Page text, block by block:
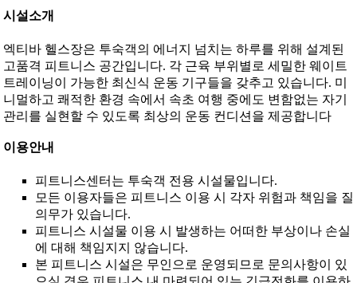
시설소개
엑티바 헬스장은 투숙객의 에너지 넘치는 하루를 위해 설계된
고품격 피트니스 공간입니다. 각 근육 부위별로 세밀한 웨이트
트레이닝이 가능한 최신식 운동 기구들을 갖추고 있습니다. 미
니멀하고 쾌적한 환경 속에서 속초 여행 중에도 변함없는 자기
관리를 실현할 수 있도록 최상의 운동 컨디션을 제공합니다
이용안내
피트니스센터는 투숙객 전용 시설물입니다.
모든 이용자들은 피트니스 이용 시 각자 위험과 책임을 질
의무가 있습니다.
피트니스 시설물 이용 시 발생하는 어떠한 부상이나 손실
에 대해 책임지지 않습니다.
본 피트니스 시설은 무인으로 운영되므로 문의사항이 있